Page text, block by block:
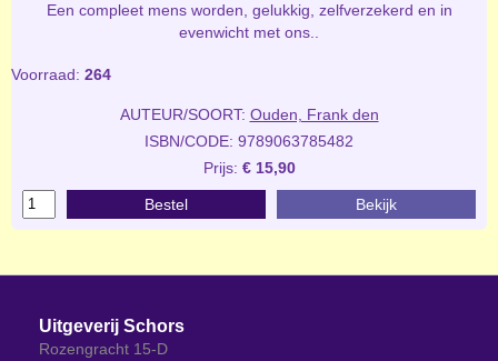
Een compleet mens worden, gelukkig, zelfverzekerd en in
evenwicht met ons..
Voorraad: 264
AUTEUR/SOORT: Ouden, Frank den
ISBN/CODE: 9789063785482
Prijs: € 15,90
Bestel Bekijk
Uitgeverij Schors
Rozengracht 15-D